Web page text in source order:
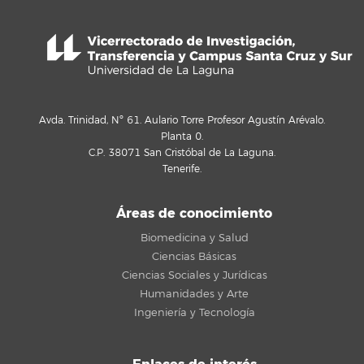
Avda. Trinidad, Nº 61. Aulario Torre Profesor Agustín Arévalo.
Planta 0.
C.P. 38071 San Cristóbal de La Laguna.
Tenerife.
Áreas de conocimiento
Biomedicina y Salud
Ciencias Básicas
Ciencias Sociales y Jurídicas
Humanidades y Arte
Ingeniería y Tecnología